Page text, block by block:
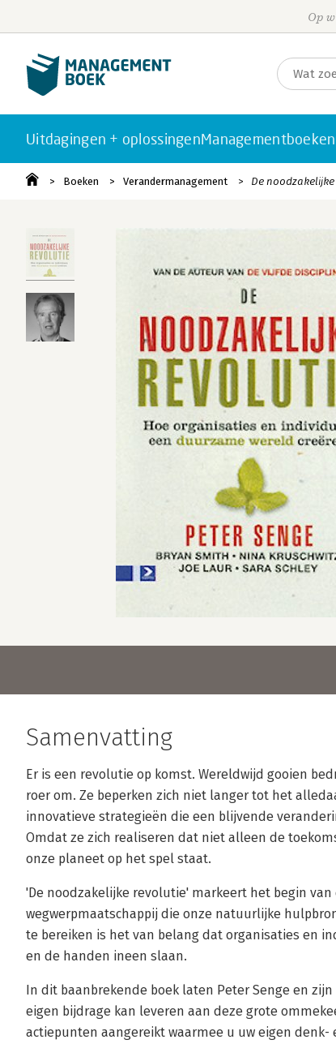
Op
Uitdagingen + oplossingenManagementboeken
Boeken Verandermanagement De
Samenvatting
Er is een revolutie op komst. Wereldwijd gooien
roer om. Ze beperken zich niet langer tot het
innovatieve strategieën die een blijvende
Omdat ze zich realiseren dat niet alleen de
onze planeet op het spel staat.
'De noodzakelijke revolutie' markeert het begin
wegwerpmaatschappij die onze natuurlijke
te bereiken is het van belang dat organisaties en
en de handen ineen slaan.
In dit baanbrekende boek laten Peter Senge en
eigen bijdrage kan leveren aan deze grote
actiepunten aangereikt waarmee u uw eigen